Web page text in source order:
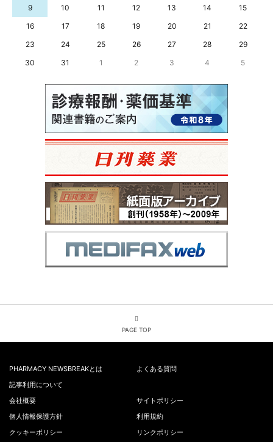
9
10 11 12 13 14
15
16
17 18 19 20 21
22
23
24 25 26 27 28
29
30
31 1 2 3 4 5
PAGE TOP
PHARMACY NEWSBREAKとは
よくある質問
記事利用について
会社概要
サイトポリシー
個人情報保護方針
利用規約
クッキーポリシー
リンクポリシー